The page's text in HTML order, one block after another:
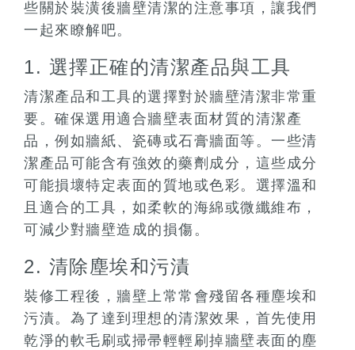
些關於裝潢後牆壁清潔的注意事項，讓我們
一起來瞭解吧。
1. 選擇正確的清潔產品與工具
清潔產品和工具的選擇對於牆壁清潔非常重
要。確保選用適合牆壁表面材質的清潔產
品，例如牆紙、瓷磚或石膏牆面等。一些清
潔產品可能含有強效的藥劑成分，這些成分
可能損壞特定表面的質地或色彩。選擇溫和
且適合的工具，如柔軟的海綿或微纖維布，
可減少對牆壁造成的損傷。
2. 清除塵埃和污漬
裝修工程後，牆壁上常常會殘留各種塵埃和
污漬。為了達到理想的清潔效果，首先使用
乾淨的軟毛刷或掃帚輕輕刷掉牆壁表面的塵